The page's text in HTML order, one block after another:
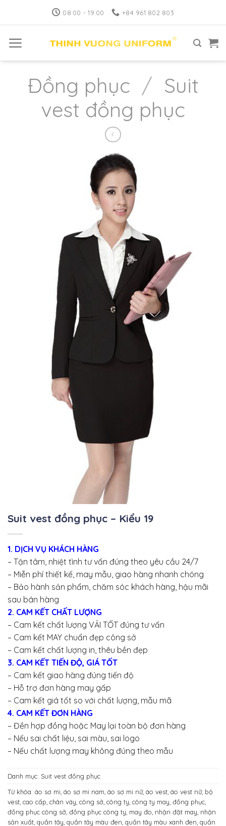
08:00 - 19:00 +84 961 802 803
Đồng phục / Suit
vest đồng phục
Suit vest đồng phục – Kiểu 19
1. DỊCH VỤ KHÁCH HÀNG
– Tận tâm, nhiệt tình tư vấn đúng theo yêu cầu 24/7
– Miễn phí thiết kế, may mẫu, giao hàng nhanh chóng
– Bảo hành sản phẩm, chăm sóc khách hàng, hậu mãi
sau bán hàng
2. CAM KẾT CHẤT LƯỢNG
– Cam kết chất lượng VẢI TỐT đúng tư vấn
– Cam kết MAY chuẩn đẹp công sở
– Cam kết chất lượng in, thêu bền đẹp
3. CAM KẾT TIẾN ĐỘ, GIÁ TỐT
– Cam kết giao hàng đúng tiến độ
– Hỗ trợ đơn hàng may gấp
– Cam kết giá tốt so với chất lượng, mẫu mã
4. CAM KẾT ĐƠN HÀNG
– Đền hợp đồng hoặc May lại toàn bộ đơn hàng
– Nếu sai chất liệu, sai màu, sai logo
– Nếu chất lượng may không đúng theo mẫu
Danh mục: Suit vest đồng phục
Từ khóa: áo sơ mi áo sơ mi nam áo sơ mi nữ, áo vest áo vest nữ, bộ
vest cao cấp chân váy công sở công ty công ty may đồng phục
đồng phục công sở đồng phục công ty may đo nhận đặt may nhận
sản xuất quần tây quần tây màu đen quần tây màu xanh đen quần